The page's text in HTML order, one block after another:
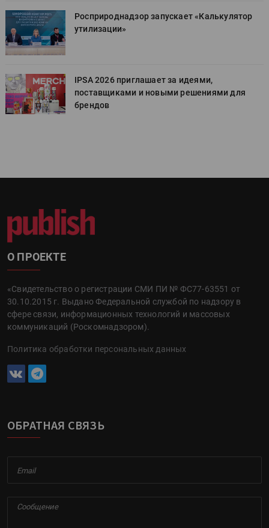
Росприроднадзор запускает «Калькулятор
утилизации»
IPSA 2026 приглашает за идеями,
поставщиками и новыми решениями для
брендов
О ПРОЕКТЕ
«Свидетельство о регистрации СМИ ПИ № ФС77-63551 от
30.10.2015 г. Выдано Федеральной службой по надзору в
сфере связи, информационных технологий и массовых
коммуникаций (Роскомнадзором).
Политика обработки персональных данных
ОБРАТНАЯ СВЯЗЬ